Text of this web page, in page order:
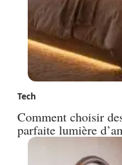
Tech
Comment choisir
parfaite lumière